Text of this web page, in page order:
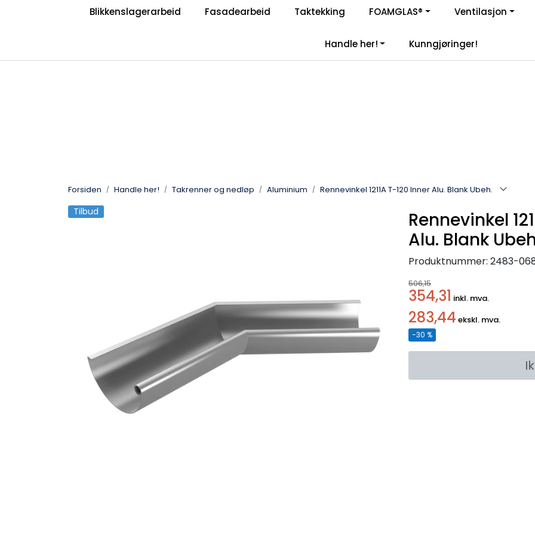
Skip to main content
Enkelt kjøp, hentes i butikk (Sandefjord)
Blikkenslagerarbeid Fasadearbeid Taktekking FOAMGLAS® Ventilasjon
Handle her! Kunngjøringer!
Forsiden Handle her! Takrenner og nedløp Aluminium Rennevinkel 1211A T-120 Inner Alu. Blank Ubeh.
Tilbud
Rennevinkel
Alu. Blank
Produktnummer: 2483-
506,15
354,31 inkl. mva.
283,44 ekskl. mva.
-30 %